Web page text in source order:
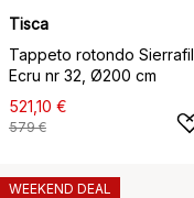
Tisca
Tappeto rotondo Sierrafil,
Ecru nr 32, Ø200 cm
521,10 €
579 €
WEEKEND DEAL